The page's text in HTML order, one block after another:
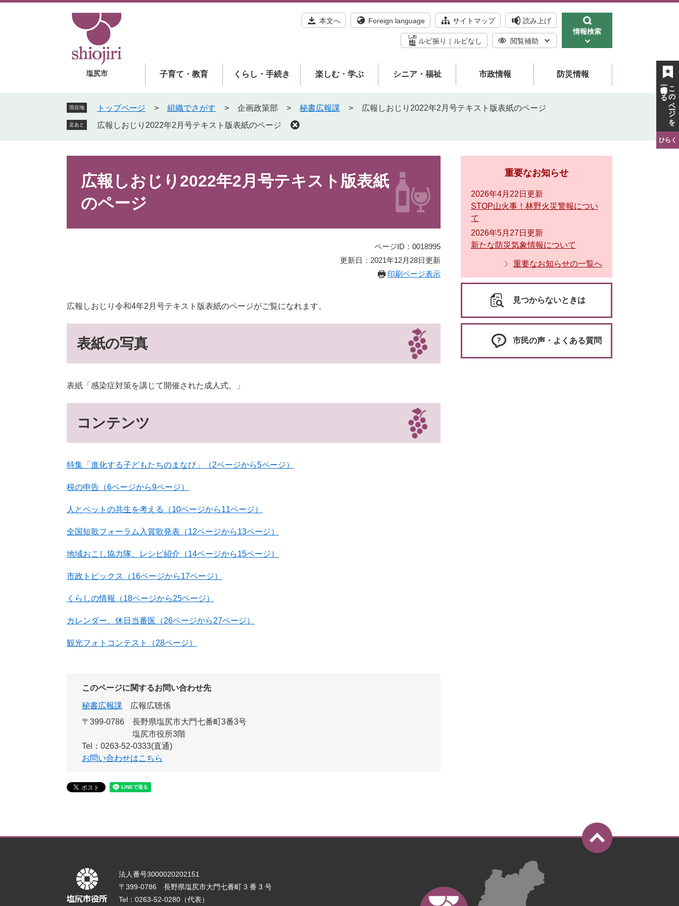
塩尻市
本文へ Foreign language サイトマップ 読み上げ
ルビ振り ルビなし 閲覧補助
情報検索
子育て・教育 くらし・手続き 楽しむ・学ぶ シニア・福祉 市政情報 防災情報
現在地 トップページ > 組織でさがす > 企画政策部 > 秘書広報課 > 広報しおじり2022年2月号テキスト版表紙のページ
足あと 広報しおじり2022年2月号テキスト版表紙のページ
広報しおじり2022年2月号テキスト版表紙
のページ
ページID：0018995
更新日：2021年12月28日更新
印刷ページ表示
広報しおじり令和4年2月号テキスト版表紙のページがご覧になれます。
表紙の写真
表紙「感染症対策を講じて開催された成人式。」
コンテンツ
特集「進化する子どもたちのまなび」（2ページから5ページ）
税の申告（6ページから9ページ）
人とペットの共生を考える（10ページから11ページ）
全国短歌フォーラム入賞歌発表（12ページから13ページ）
地域おこし協力隊、レシピ紹介（14ページから15ページ）
市政トピックス（16ページから17ページ）
くらしの情報（18ページから25ページ）
カレンダー、休日当番医（26ページから27ページ）
観光フォトコンテスト（28ページ）
このページに関するお問い合わせ先
秘書広報課
広報広聴係
〒399-0786
長野県塩尻市大門七番町3番3号
塩尻市役所3階
Tel：0263-52-0333(直通)
お問い合わせはこちら
重要なお知らせ
2026年4月22日更新
STOP山火事！林野火災警報につい
て
2026年5月27日更新
新たな防災気象情報について
重要なお知らせの一覧へ
見つからないときは
市民の声・よくある質問
法人番号3000020202151
〒399-0786 長野県塩尻市大門七番町 3 番 3 号
Tel：0263-52-0280（代表）
このページを
一時保存する
ひらく